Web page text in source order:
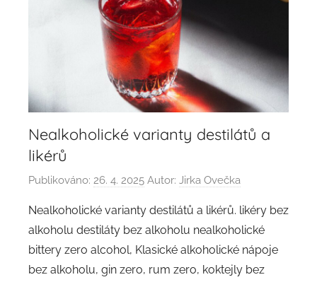
Nealkoholické varianty destilátů a
likérů
Publikováno: 26. 4. 2025 Autor: Jirka Ovečka
Nealkoholické varianty destilátů a likérů. likéry bez
alkoholu destiláty bez alkoholu nealkoholické
bittery zero alcohol, Klasické alkoholické nápoje
bez alkoholu, gin zero, rum zero, koktejly bez